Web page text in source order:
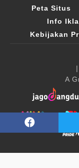
Peta Situs
Info
Kebijakan
A